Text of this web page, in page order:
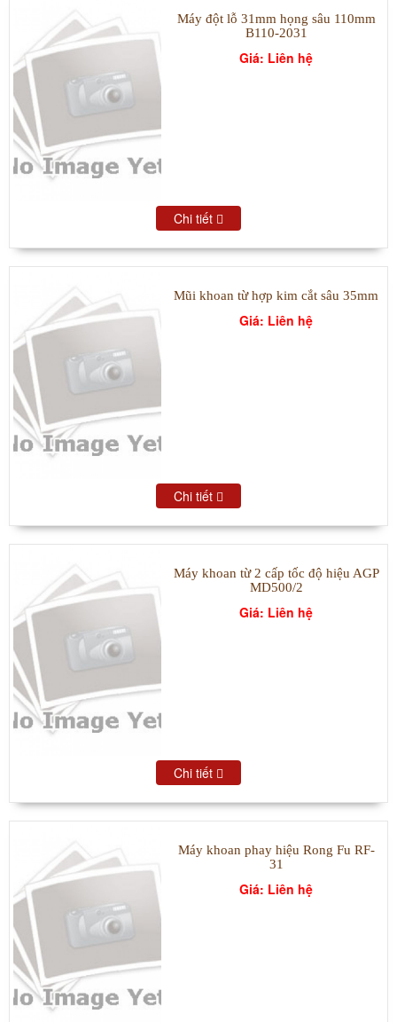
Máy đột lỗ 31mm họng sâu 110mm
B110-2031
Giá: Liên hệ
Chi tiết
Mũi khoan từ hợp kim cắt sâu 35mm
Giá: Liên hệ
Chi tiết
Máy khoan từ 2 cấp tốc độ hiệu AGP
MD500/2
Giá: Liên hệ
Chi tiết
Máy khoan phay hiệu Rong Fu RF-
31
Giá: Liên hệ